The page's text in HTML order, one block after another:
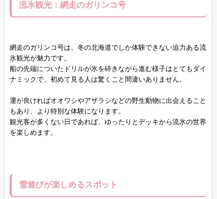
流氷観光：網走のガリンコ号
網走のガリンコ号は、冬の北海道でしか体験できない迫力ある流
氷観光が魅力です。
船の先端についたドリルが氷を砕きながら進む様子はとてもダイ
ナミックで、初めて見る人は驚くこと間違いありません。
運が良ければオオワシやアザラシなどの野生動物に出会えること
もあり、より特別な体験になります。
観光客が多くない日であれば、ゆったりとデッキから流氷の世界
を楽しめます。
雪遊びが楽しめるスポット